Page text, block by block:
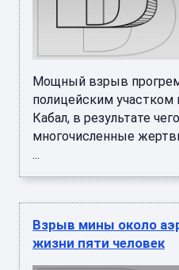
Мощный взрыв
полицейским участком
Кабал, в результате
многочисленные
...
Взрыв мины около
жизни пяти человек